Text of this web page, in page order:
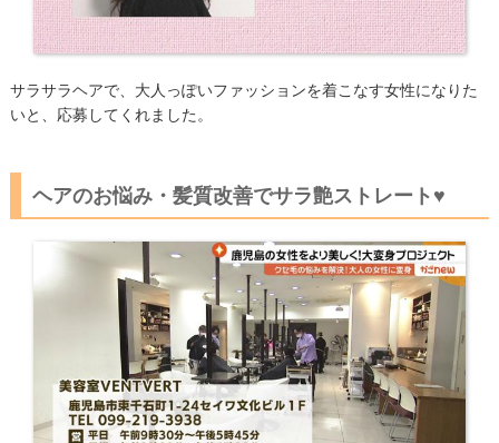
サラサラヘアで、大人っぽいファッションを着こなす女性になりた
いと、応募してくれました。
ヘアのお悩み・髪質改善でサラ艶ストレート♥